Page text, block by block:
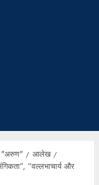
"अरुण"
आलेख
“वल्लभाचार्य और